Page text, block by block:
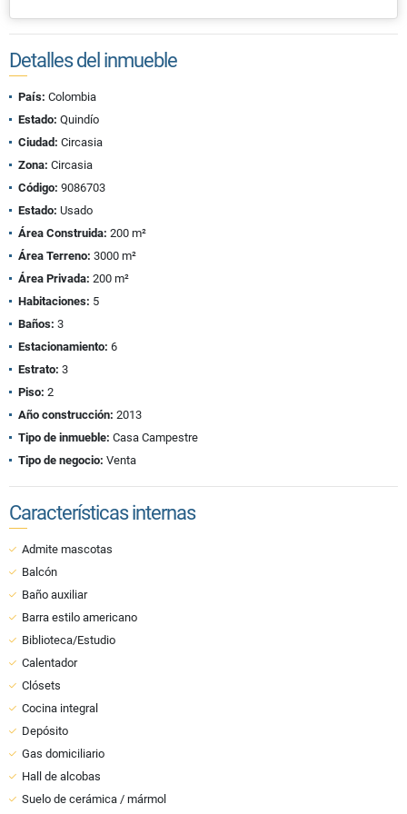
Detalles del inmueble
País: Colombia
Estado: Quindío
Ciudad: Circasia
Zona: Circasia
Código: 9086703
Estado: Usado
Área Construida: 200 m²
Área Terreno: 3000 m²
Área Privada: 200 m²
Habitaciones: 5
Baños: 3
Estacionamiento: 6
Estrato: 3
Piso: 2
Año construcción: 2013
Tipo de inmueble: Casa Campestre
Tipo de negocio: Venta
Características internas
Admite mascotas
Balcón
Baño auxiliar
Barra estilo americano
Biblioteca/Estudio
Calentador
Clósets
Cocina integral
Depósito
Gas domiciliario
Hall de alcobas
Suelo de cerámica / mármol